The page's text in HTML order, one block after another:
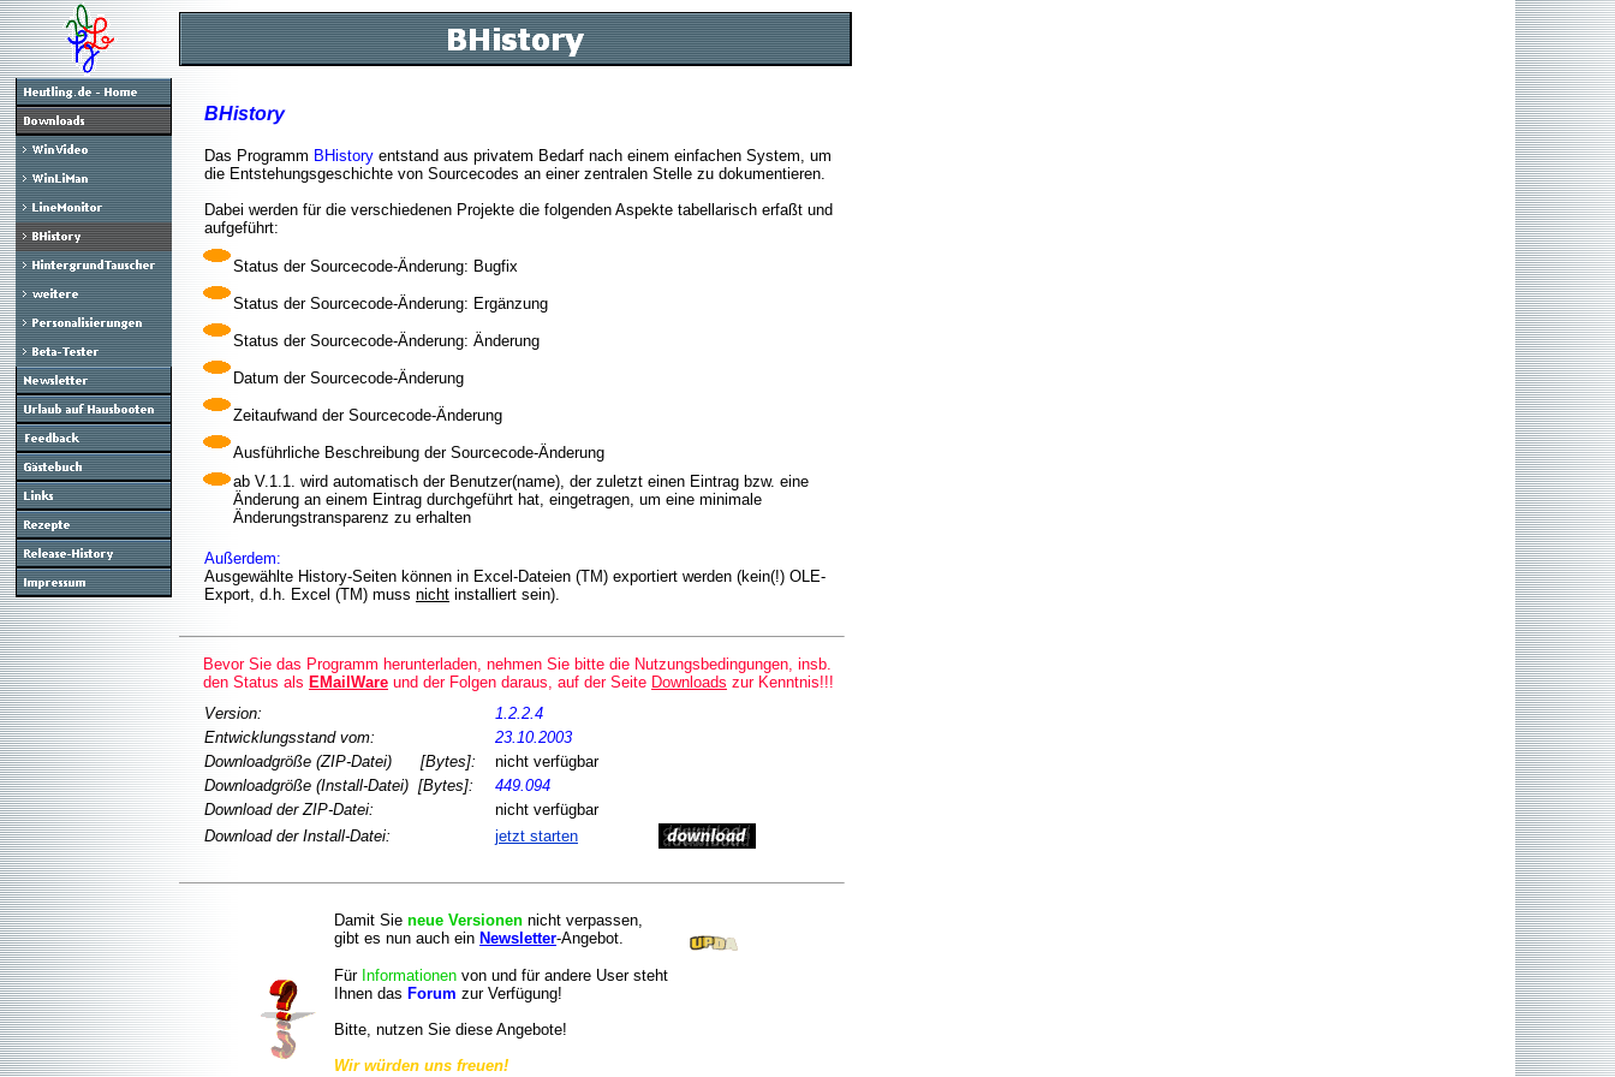
BHistory
Das Programm BHistory entstand aus privatem Bedarf nach einem einfachen System, um
die Entstehungsgeschichte von Sourcecodes an einer zentralen Stelle zu dokumentieren.
Dabei werden für die verschiedenen Projekte die folgenden Aspekte tabellarisch erfaßt und
aufgeführt:
Status der Sourcecode-Änderung: Bugfix
Status der Sourcecode-Änderung: Ergänzung
Status der Sourcecode-Änderung: Änderung
Datum der Sourcecode-Änderung
Zeitaufwand der Sourcecode-Änderung
Ausführliche Beschreibung der Sourcecode-Änderung
ab V.1.1. wird automatisch der Benutzer(name), der zuletzt einen Eintrag bzw. eine
Änderung an einem Eintrag durchgeführt hat, eingetragen, um eine minimale
Änderungstransparenz zu erhalten
Außerdem:
Ausgewählte History-Seiten können in Excel-Dateien (TM) exportiert werden (kein(!) OLE-
Export, d.h. Excel (TM) muss nicht installiert sein).
Bevor Sie das Programm herunterladen, nehmen Sie bitte die Nutzungsbedingungen, insb.
den Status als EMailWare und der Folgen daraus, auf der Seite Downloads zur Kenntnis!!!
Version:
1.2.2.4
Entwicklungsstand vom:
23.10.2003
Downloadgröße (ZIP-Datei) [Bytes]:
nicht verfügbar
Downloadgröße (Install-Datei) [Bytes]:
449.094
Download der ZIP-Datei:
nicht verfügbar
Download der Install-Datei:
jetzt starten
Damit Sie neue Versionen nicht verpassen,
gibt es nun auch ein Newsletter-Angebot.
Für Informationen von und für andere User steht
Ihnen das Forum zur Verfügung!
Bitte, nutzen Sie diese Angebote!
Wir würden uns freuen!